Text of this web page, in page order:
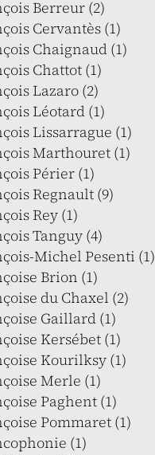
Berreur (2)
Cervantès (1)
Chaignaud (1)
Chattot (1)
Lazaro (2)
Léotard (1)
Lissarrague (1)
Marthouret (1)
Périer (1)
Regnault (9)
Rey (1)
Tanguy (4)
Michel Pesenti (1)
Brion (1)
du Chaxel (2)
Gaillard (1)
Kersébet (1)
Kourilksy (1)
Merle (1)
Paghent (1)
Pommaret (1)
(1)